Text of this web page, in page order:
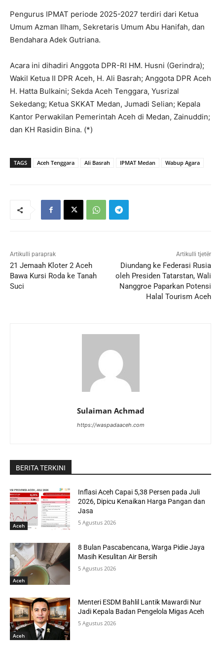
Pengurus IPMAT periode 2025-2027 terdiri dari Ketua
Umum Azman Ilham, Sekretaris Umum Abu Hanifah, dan
Bendahara Adek Gutriana.
Acara ini dihadiri Anggota DPR-RI HM. Husni (Gerindra);
Wakil Ketua II DPR Aceh, H. Ali Basrah; Anggota DPR Aceh
H. Hatta Bulkaini; Sekda Aceh Tenggara, Yusrizal
Sekedang; Ketua SKKAT Medan, Jumadi Selian; Kepala
Kantor Perwakilan Pemerintah Aceh di Medan, Zainuddin;
dan KH Rasidin Bina. (*)
TAGS Aceh Tenggara Ali Basrah IPMAT Medan Wabup Agara
Artikulli paraprak
21 Jemaah Kloter 2 Aceh
Bawa Kursi Roda ke Tanah
Suci
Artikulli tjetër
Diundang ke Federasi Rusia
oleh Presiden Tatarstan, Wali
Nanggroe Paparkan Potensi
Halal Tourism Aceh
Sulaiman Achmad
https://waspadaaceh.com
BERITA TERKINI
Aceh
Inflasi Aceh Capai 5,38 Persen pada Juli
2026, Dipicu Kenaikan Harga Pangan dan
Jasa
5 Agustus 2026
Aceh
8 Bulan Pascabencana, Warga Pidie Jaya
Masih Kesulitan Air Bersih
5 Agustus 2026
Aceh
Menteri ESDM Bahlil Lantik Mawardi Nur
Jadi Kepala Badan Pengelola Migas Aceh
5 Agustus 2026